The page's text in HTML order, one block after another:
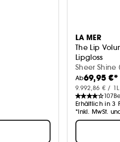
LA MER
The Lip
Lipgloss
Sheer Shine
Ab69,95 €*
9.992,86 € / 1L
107
Erhältlich in 3
*Inkl. MwSt.